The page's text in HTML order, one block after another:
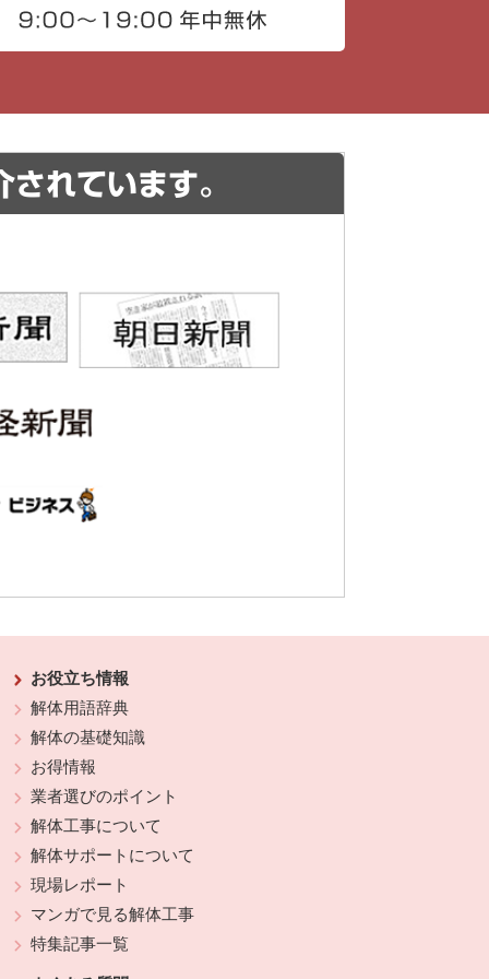
れています。
お役立ち情報
解体用語辞典
解体の基礎知識
お得情報
業者選びのポイント
解体工事について
解体サポートについて
現場レポート
マンガで見る解体工事
特集記事一覧